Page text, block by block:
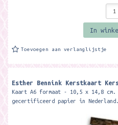
In
Toevoegen aan verlanglijstje
Esther Bennink Kerstkaart
Kaart A6 formaat - 10,5 x 14,8 cm.
gecertificeerd papier in